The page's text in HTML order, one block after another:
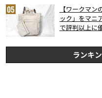
【ワークマ
ック」をマニ
で評判以上に
ランキ